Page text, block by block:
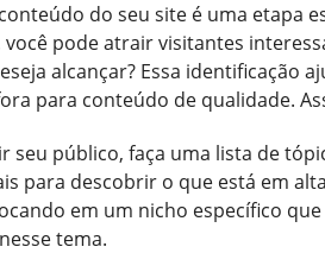
do seu site é uma etapa
você pode atrair visitantes
alcançar? Essa identificação
para conteúdo de qualidade.
seu público, faça uma lista de
para descobrir o que está em
em um nicho específico
tema.